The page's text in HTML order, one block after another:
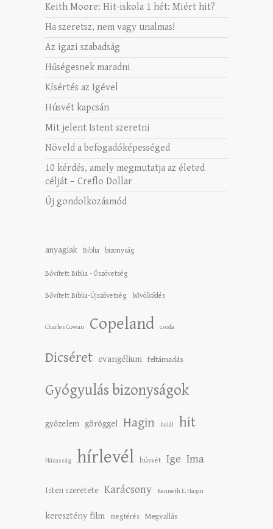
Keith Moore: Hit-iskola 1 hét: Miért hit?
Ha szeretsz, nem vagy unalmas!
Az igazi szabadság
Hűségesnek maradni
Kísértés az Igével
Húsvét kapcsán
Mit jelent Istent szeretni
Növeld a befogadóképességed
10 kérdés, amely megmutatja az életed
célját – Creflo Dollar
Új gondolkozásmód
anyagiak Biblia bizonyság
Bővített Biblia - Ószövetség
Bővített Biblia-Újszövetség bővölködés
Charles Cowan Copeland csoda
Dicséret evangélium feltámadás
Gyógyulás bizonyságok
győzelem göröggel Hagin halál hit
Házasság hírlevél húsvét Ige Ima
Isten szeretete Karácsony Kenneth E. Hagin
keresztény film megtérés Megvallás